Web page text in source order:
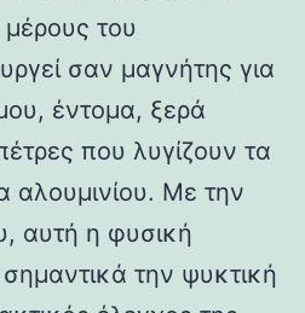
του
σαν μαγνήτης για
έντομα, ξερά
που λυγίζουν τα
αλουμινίου. Με την
αυτή η φυσική
την ψυκτική